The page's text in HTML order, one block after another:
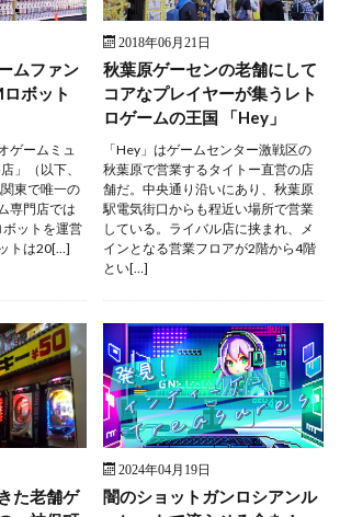
ムファン
ボット
ゲームミュ
」（以下、
東で唯一の
専門店では
ットを運営
トは20[…]
2018年06月21日
秋葉原ゲーセンの老舗にして
コアなプレイヤーが集うレト
ロゲームの王国 「Hey」
「Hey」はゲームセンター激戦区の
秋葉原で営業するタイトー直営の店
舗だ。中央通り沿いにあり、秋葉原
駅電気街口からも程近い場所で営業
している。ライバル店に挟まれ、メ
インとなる営業フロアが2階から4階
とい[…]
た老舗ゲ
2024年04月19日
闇のショットガンロシアンル